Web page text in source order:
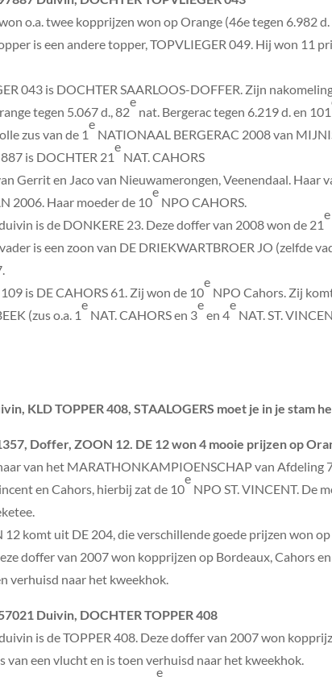
o.a. twee kopprijzen won op Orange (46e tegen 6.982
is een andere topper, TOPVLIEGER 049. Hij won 11
043 is DOCHTER SAARLOOS-DOFFER. Zijn
tegen 5.067 d., 82
e
nat. Bergerac tegen 6.219 d. en 101
zus van de 1
e
NATIONAAL BERGERAC 2008 van
is DOCHTER 21
e
NAT. CAHORS
Gerrit en Jaco van Nieuwamerongen, Veenendaal. Haar
2006. Haar moeder de 10
e
NPO CAHORS.
is de DONKERE 23. Deze doffer van 2008 won de 21
e
is een zoon van DE DRIEKWARTBROER JO (zelfde
is DE CAHORS 61. Zij won de 10
e
NPO Cahors. Zij
(zus o.a. 1
e
NAT. CAHORS en 3
e
en 4
e
NAT. ST.
KLD TOPPER 408, STAALOGERS moet je in je
Doffer, ZOON 12. DE 12 won 4 mooie prijzen op
van het MARATHONKAMPIOENSCHAP van Afdeling
en Cahors, hierbij zat de 10
e
NPO ST. VINCENT. De
komt uit DE 204, die verschillende goede prijzen won
doffer van 2007 won kopprijzen op Bordeaux, Cahors
verhuisd naar het kweekhok.
Duivin, DOCHTER TOPPER 408
is de TOPPER 408. Deze doffer van 2007 won
van een vlucht en is toen verhuisd naar het kweekhok.
e